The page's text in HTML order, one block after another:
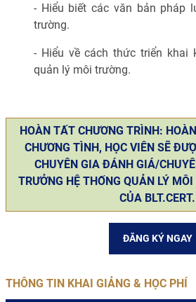
THÔNG TIN KHAI GIẢNG & HỌC PHÍ
- Hiểu biết các văn bản pháp
trường.
- Hiểu về cách thức triển khai
quản lý môi trường.
HOÀN TẤT CHƯƠNG TRÌNH:
CHƯƠNG TÌNH, HỌC VIÊN SẼ
CHUYÊN GIA ĐÁNH GIÁ/
TRƯỞNG HỆ THỐNG QUẢN LÝ
CỦA BLT.CERT.
ĐĂNG KÝ NGAY